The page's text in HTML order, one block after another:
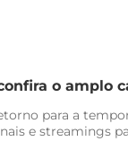
o amplo
para a
e streamings